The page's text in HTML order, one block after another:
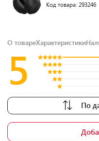
Код товара: 293246
О товареХарактеристики
5
По